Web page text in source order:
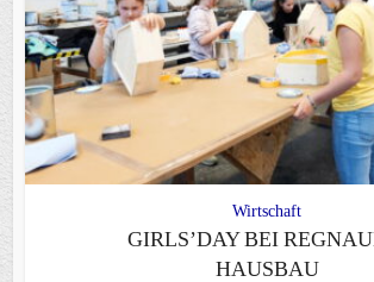
Wirtschaft
GIRLS’DAY BEI
HAUSBAU